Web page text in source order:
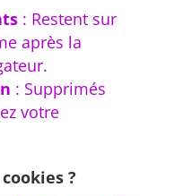
: Restent sur
après la
: Supprimés
votre
?